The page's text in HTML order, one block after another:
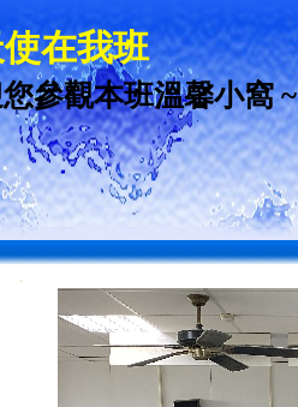
在我班
參觀本班溫馨小窩 ~
:::